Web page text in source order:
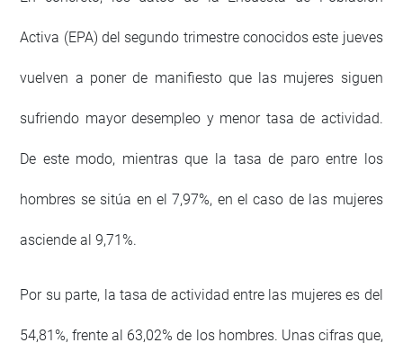
Activa (EPA) del segundo trimestre conocidos este jueves
vuelven a poner de manifiesto que las mujeres siguen
sufriendo mayor desempleo y menor tasa de actividad.
De este modo, mientras que la tasa de paro entre los
hombres se sitúa en el 7,97%, en el caso de las mujeres
asciende al 9,71%.
Por su parte, la tasa de actividad entre las mujeres es del
54,81%, frente al 63,02% de los hombres. Unas cifras que,